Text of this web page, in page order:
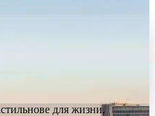
для жизни,